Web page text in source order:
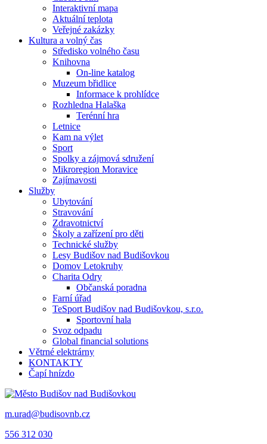
Interaktivní mapa
Aktuální teplota
Veřejné zakázky
Kultura a volný čas
Středisko volného času
Knihovna
On-line katalog
Muzeum břidlice
Informace k prohlídce
Rozhledna Halaška
Terénní hra
Letnice
Kam na výlet
Sport
Spolky a zájmová sdružení
Mikroregion Moravice
Zajímavosti
Služby
Ubytování
Stravování
Zdravotnictví
Školy a zařízení pro děti
Technické služby
Lesy Budišov nad Budišovkou
Domov Letokruhy
Charita Odry
Občanská poradna
Farní úřad
TeSport Budišov nad Budišovkou, s.r.o.
Sportovní hala
Svoz odpadu
Global financial solutions
Větrné elektrárny
KONTAKTY
Čapí hnízdo
m.urad@budisovnb.cz
556 312 030